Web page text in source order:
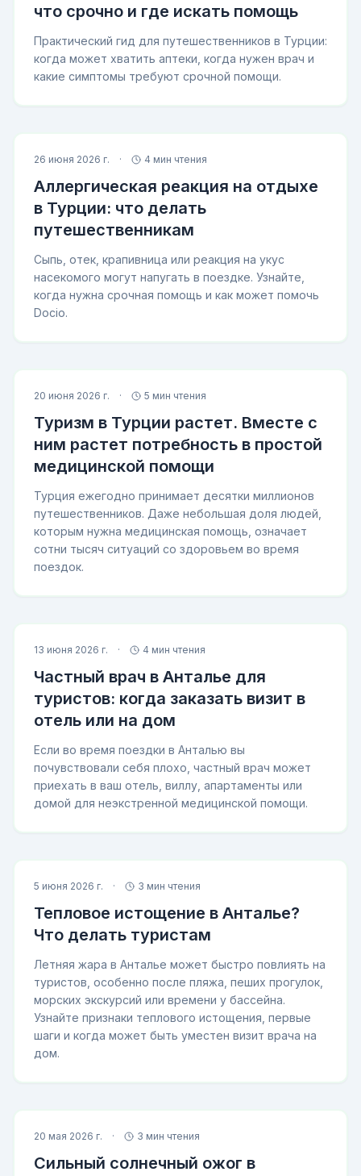
что срочно и где искать помощь
Практический гид для путешественников в Турции:
когда может хватить аптеки, когда нужен врач и
какие симптомы требуют срочной помощи.
26 июня 2026 г. · 4 мин чтения
Аллергическая реакция на отдыхе
в Турции: что делать
путешественникам
Сыпь, отек, крапивница или реакция на укус
насекомого могут напугать в поездке. Узнайте,
когда нужна срочная помощь и как может помочь
Docio.
20 июня 2026 г. · 5 мин чтения
Туризм в Турции растет. Вместе с
ним растет потребность в простой
медицинской помощи
Турция ежегодно принимает десятки миллионов
путешественников. Даже небольшая доля людей,
которым нужна медицинская помощь, означает
сотни тысяч ситуаций со здоровьем во время
поездок.
13 июня 2026 г. · 4 мин чтения
Частный врач в Анталье для
туристов: когда заказать визит в
отель или на дом
Если во время поездки в Анталью вы
почувствовали себя плохо, частный врач может
приехать в ваш отель, виллу, апартаменты или
домой для неэкстренной медицинской помощи.
5 июня 2026 г. · 3 мин чтения
Тепловое истощение в Анталье?
Что делать туристам
Летняя жара в Анталье может быстро повлиять на
туристов, особенно после пляжа, пеших прогулок,
морских экскурсий или времени у бассейна.
Узнайте признаки теплового истощения, первые
шаги и когда может быть уместен визит врача на
дом.
20 мая 2026 г. · 3 мин чтения
Сильный солнечный ожог в